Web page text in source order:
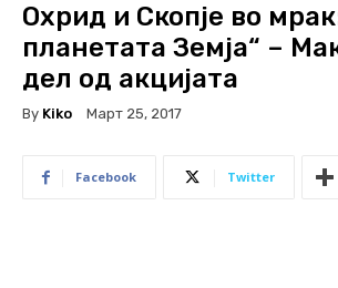
Охрид и Скопје во
планетата Земја“ –
дел од акцијата
By Kiko Март 25, 2017
Facebook Twitter